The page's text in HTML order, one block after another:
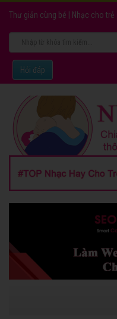
Thư giản cùng bé Nhạc cho trẻ
Hỏi đáp